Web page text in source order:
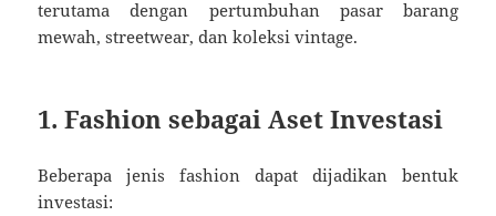
terutama dengan pertumbuhan pasar barang
mewah, streetwear, dan koleksi vintage.
1.Fashion sebagai Aset Investasi
Beberapa jenis fashion dapat dijadikan bentuk
investasi: